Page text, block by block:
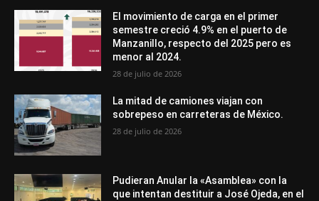
El movimiento de carga en el primer
semestre creció 4.9% en el puerto de
Manzanillo, respecto del 2025 pero es
menor al 2024.
28 de julio de 2026
La mitad de camiones viajan con
sobrepeso en carreteras de México.
28 de julio de 2026
Pudieran Anular la «Asamblea» con la
que intentan destituir a José Ojeda, en el